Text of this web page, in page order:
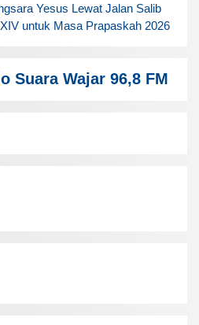
Yesus Lewat Jalan Salib
untuk Masa Prapaskah 2026
Suara Wajar 96,8 FM